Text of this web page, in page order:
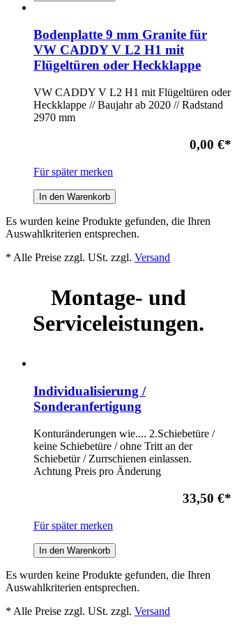
Bodenplatte 9 mm Granite für
VW CADDY V L2 H1 mit
Flügeltüren oder Heckklappe
VW CADDY V L2 H1 mit Flügeltüren oder
Heckklappe // Baujahr ab 2020 // Radstand
2970 mm
0,00 €*
Für später merken
In den Warenkorb
Es wurden keine Produkte gefunden, die Ihren
Auswahlkriterien entsprechen.
* Alle Preise zzgl. USt. zzgl. Versand
Montage- und
Serviceleistungen.
Individualisierung /
Sonderanfertigung
Konturänderungen wie.... 2.Schiebetüre /
keine Schiebetüre / ohne Tritt an der
Schiebetür / Zurrschienen einlassen.
Achtung Preis pro Änderung
33,50 €*
Für später merken
In den Warenkorb
Es wurden keine Produkte gefunden, die Ihren
Auswahlkriterien entsprechen.
* Alle Preise zzgl. USt. zzgl. Versand